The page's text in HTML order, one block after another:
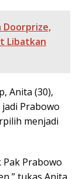
Doorprize,
Libatkan
Anita (30),
Prabowo
menjadi
Prabowo
tukas Anita.